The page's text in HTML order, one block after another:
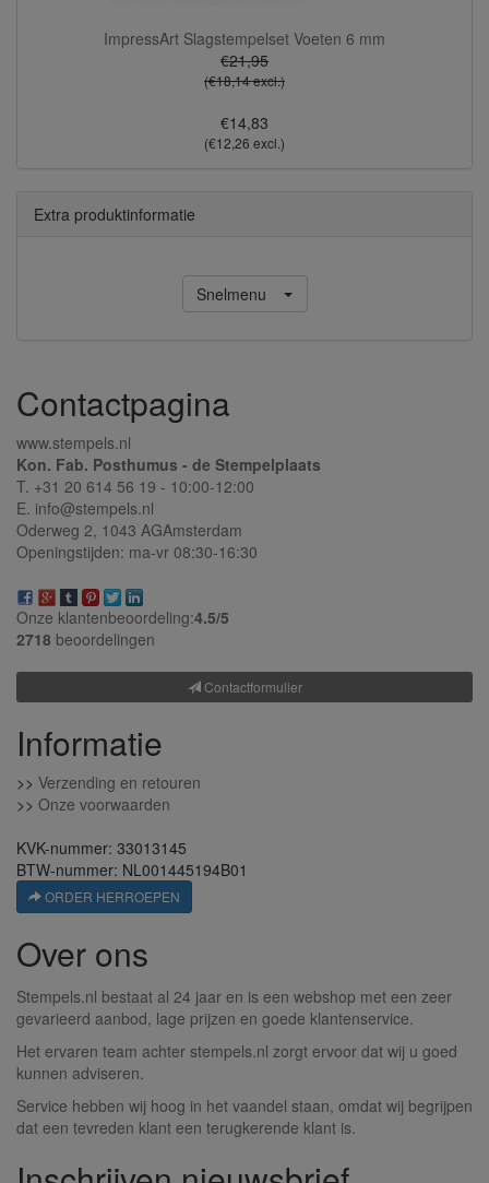
ImpressArt Slagstempelset Voeten 6 mm
€21,95
(€18,14 excl.)
€14,83
(€12,26 excl.)
Extra produktinformatie
Snelmenu
Contactpagina
www.stempels.nl
Kon. Fab. Posthumus - de Stempelplaats
T. +31 20 614 56 19 - 10:00-12:00
E. info@stempels.nl
Oderweg 2, 1043 AGAmsterdam
Openingstijden: ma-vr 08:30-16:30
Onze klantenbeoordeling:4.5/5
2718 beoordelingen
Contactformulier
Informatie
>> Verzending en retouren
>> Onze voorwaarden
KVK-nummer: 33013145
BTW-nummer: NL001445194B01
ORDER HERROEPEN
Over ons
Stempels.nl bestaat al 24 jaar en is een webshop met een zeer
gevarieerd aanbod, lage prijzen en goede klantenservice.
Het ervaren team achter stempels.nl zorgt ervoor dat wij u goed
kunnen adviseren.
Service hebben wij hoog in het vaandel staan, omdat wij begrijpen
dat een tevreden klant een terugkerende klant is.